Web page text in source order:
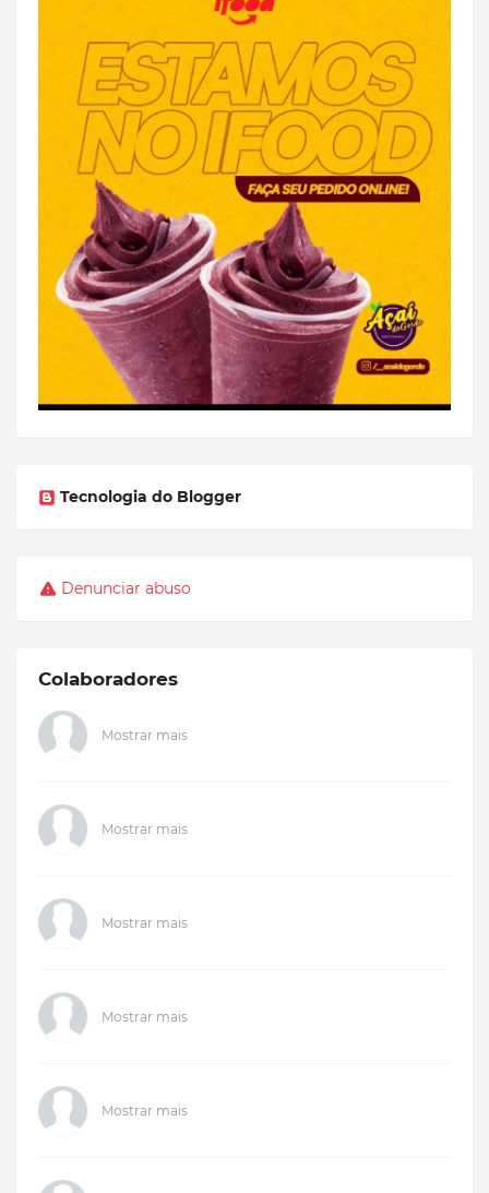
Tecnologia do Blogger
Denunciar abuso
Colaboradores
Mostrar mais
Mostrar mais
Mostrar mais
Mostrar mais
Mostrar mais